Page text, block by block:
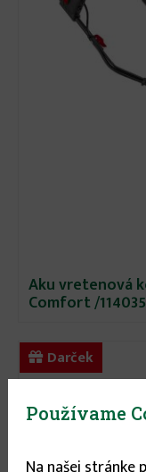
Aku vretenová
Comfort /
Darček
Používame